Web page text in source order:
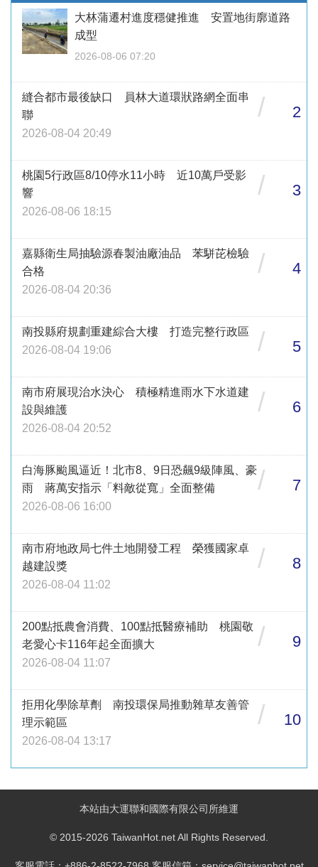
大林蒲遷村進度穩健推進 安置地街廓道路
成型
2026-08-06 07:20
縫合都市最後缺口 員林大道環狀路網全面串
聯
2026-08-04 20:49
/ 2
桃園5行政區8/10停水11小時 近10萬戶受影
響
2026-08-06 18:15
/ 3
嘉縣衛生局抽驗源春製油廠油品 苯駢芘檢驗
合格
2026-08-04 20:36
/ 4
南投縣府規劃重建綜合大樓 打造完整行政區
2026-08-04 19:06
/ 5
南市府展現治水決心 積極精進雨水下水道建
設與維護
2026-08-04 20:52
/ 6
白海豚颱風逼近！北市8、9日恐飆9級陣風、豪
雨 蔣萬安指示「料敵從寬」全面整備
2026-08-06 16:00
/ 7
南市府地政局七件土地開發工程 榮獲國家卓
越建設獎
2026-08-04 11:02
/ 8
200點抵農會消費、100點抵醫療補助 桃園敬
老愛心卡116年起全面擴大
2026-08-04 11:07
/ 9
拒用化學除草劑 南投環保局推動雜草友善管
理示範區
2026-08-04 13:17
/ 10
本站由大運聯和國際有限公司所維運
© 2015-2026 TaiwanHot.net All Rights Reserved.